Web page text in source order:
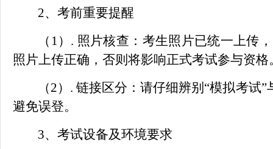
2、考前重要提醒
（ 1）. 照片核查：考生照片已统一上传
照片上传正确，否则将影响正式考试参与资格
（2）. 链接区分：请仔细辨别 “模拟考试”
避免误登。
3、考试设备及环境要求